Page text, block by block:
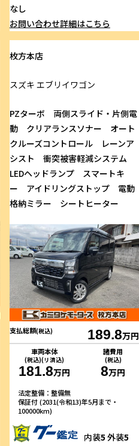
なし
お問い合わせ詳細はこちら
枚方本店
スズキ エブリイワゴン
PZターボ 両側スライド・片側電
動 クリアランスソナー オート
クルーズコントロール レーンア
シスト 衝突被害軽減システム
LEDヘッドランプ スマートキ
ー アイドリングストップ 電動
格納ミラー シートヒーター
支払総額(税込) 189.8万円
車両本体
(税込)(リ済込)
181.8万円
諸費用
(税込)
8万円
法定整備：整備無
保証付 (2031(令和13)年5月まで・
100000km)
内装5 外装5